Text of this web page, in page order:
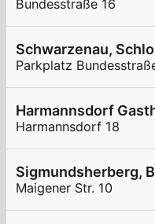
Bundesstraße 16
Schwarzenau,
Parkplatz
Harmannsdorf
Harmannsdorf 18
Sigmundsherberg,
Maigener Str. 10